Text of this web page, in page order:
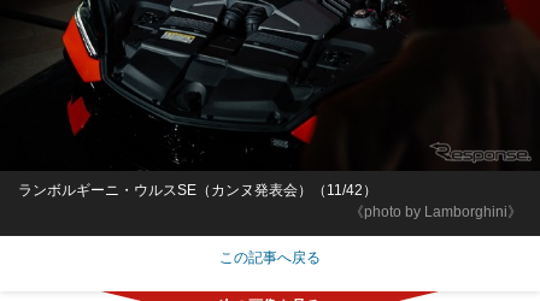
《photo by Lamborghini》
ランボルギーニ・ウルスSE（カンヌ発表会）（11/42）
この記事へ戻る